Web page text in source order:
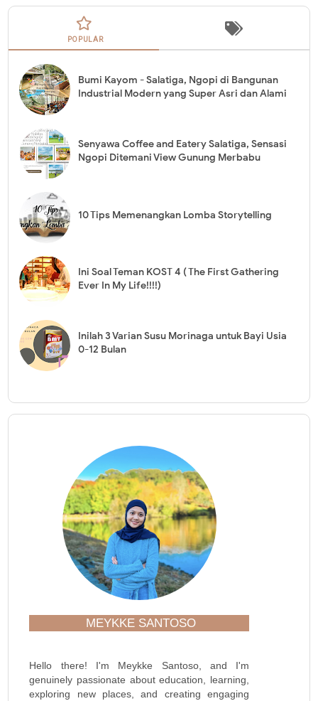
POPULAR
Bumi Kayom - Salatiga, Ngopi di Bangunan
Industrial Modern yang Super Asri dan Alami
Senyawa Coffee and Eatery Salatiga, Sensasi
Ngopi Ditemani View Gunung Merbabu
10 Tips Memenangkan Lomba Storytelling
Ini Soal Teman KOST 4 ( The First Gathering
Ever In My Life!!!!)
Inilah 3 Varian Susu Morinaga untuk Bayi Usia
0-12 Bulan
MEYKKE SANTOSO
Hello there! I'm Meykke Santoso, and I'm
genuinely passionate about education, learning,
exploring new places, and creating engaging